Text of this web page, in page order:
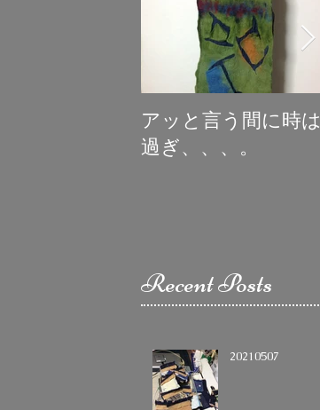
アッと言う間に時は
過ぎ、、、。
Recent Posts
20210507